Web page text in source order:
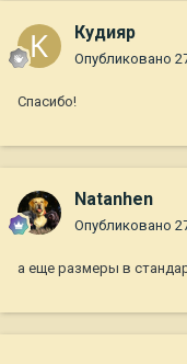
Кудияр
Опубликовано
Спасибо!
Natanhen
Опубликовано
а еще размеры в